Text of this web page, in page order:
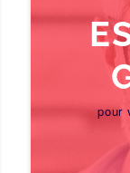
pour